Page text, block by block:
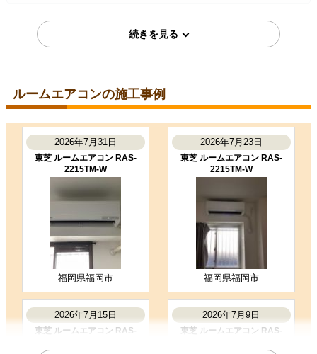
2026年7月7日
コメント
段取りも良く、エアコン取付後のチ
ても良かったです。ありがとうござ
いました。
（ご本人様より）
工事満足度 ★★★★★ 受注満足度 ★★★☆☆
商品選定がしやすかった
工事に安心感を感じた
ルームエアコンの施工事例
2026年7月31日
東芝 ルームエアコン RAS-
2215TM-W
福岡県福岡市
2026年7月23日
東芝 ルームエアコン RAS-
2215TM-W
福岡県福岡市
2026年7月15日
東芝 ルームエアコン RAS-
2026年7月9日
東芝 ルームエアコン RAS-